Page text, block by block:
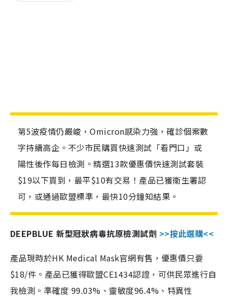
第5波疫情仍嚴峻，Omicron感染力強，確診個案數
字持續高企。不少市民購買快速測試「看門口」或
陽性後作每日檢測。精選13款優惠價快速測試套裝
$19以下買到，最平$10有交易！產品已獲衛生署認
可，或通過歐盟標準，最快10分鐘知結果。
DEEPBLUE 新型冠狀病毒抗原檢測試劑 >>按此選購<<
產品現時於HK Medical Mask官網有售，優惠價只要
$18/件。產品已獲得歐盟CE1434認證，可供民眾進行自
我檢測。準確度 99.03%、靈敏度96.4%、特異性